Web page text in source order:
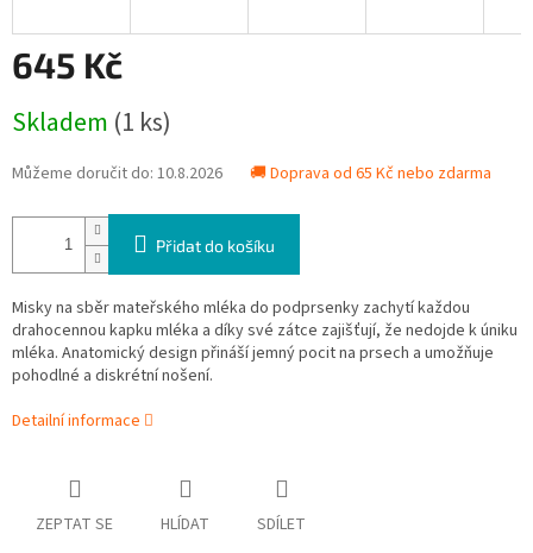
645 Kč
cena:
Skladem (1 ks)
Můžeme doručit do: 10.8.2026 🚚 Doprava od 65 Kč nebo zdarma
Přidat do košíku
Misky na sběr mateřského mléka do podprsenky zachytí každou
drahocennou kapku mléka a díky své zátce zajišťují, že nedojde k úniku
mléka. Anatomický design přináší jemný pocit na prsech a umožňuje
pohodlné a diskrétní nošení.
Detailní informace
ZEPTAT SE HLÍDAT SDÍLET